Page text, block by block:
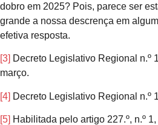
dobro em 2025? Pois, parece ser
grande a nossa descrença em
efetiva resposta.
[3] Decreto Legislativo Regional n.º
março.
[4] Decreto Legislativo Regional n.º
[5] Habilitada pelo artigo 227.º, n.º